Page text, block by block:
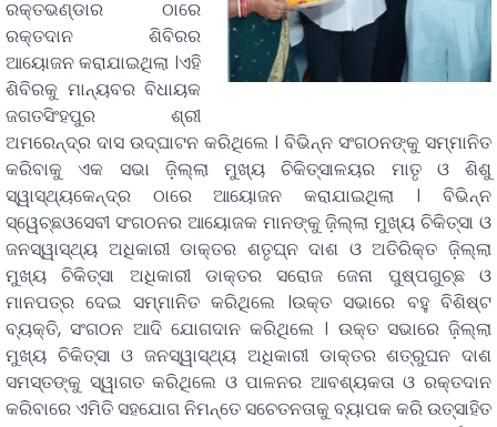
ରକ୍ତଭଣ୍ଡାର ଠାରେ
ରକ୍ତଦାନ ଶିବିରର
ଆୟୋଜନ କରାଯାଇଥିଲା ।ଏହି
ଶିବିରକୁ ମାନ୍ୟବର ବିଧାୟକ
ଜଗତସିଂହପୁର ଶ୍ରୀ
ଅମରେନ୍ଦ୍ର ଦାସ ଉଦ୍ଘାଟନ କରିଥିଲେ । ବିଭିନ୍ନ ସଂଗଠନଙ୍କୁ ସମ୍ମାନିତ
କରିବାକୁ ଏକ ସଭା ଜ଼ିଲ୍ଲା ମୁଖ୍ୟ ଚିକିତ୍ସାଳୟର ମାତୃ ଓ ଶିଶୁ
ସ୍ୱାସ୍ଥ୍ୟକେନ୍ଦ୍ର ଠାରେ ଆୟୋଜନ କରାଯାଇଥିଲା । ବିଭିନ୍ନ
ସ୍ୱେଚ୍ଛଓସେବୀ ସଂଗଠନର ଆୟୋଜକ ମାନଙ୍କୁ ଜ଼ିଲ୍ଲା ମୁଖ୍ୟ ଚିକିତ୍ସା ଓ
ଜନସ୍ୱାସ୍ଥ୍ୟ ଅଧିକାରୀ ଡାକ୍ତର ଶତୃଘ୍ନ ଦାଶ ଓ ଅତିରିକ୍ତ ଜ଼ିଲ୍ଲା
ମୁଖ୍ୟ ଚିକିତ୍ସା ଅଧିକାରୀ ଡାକ୍ତର ସରୋଜ ଜେନା ପୁଷ୍ପଗୁଚ୍ଛ ଓ
ମାନପତ୍ର ଦେଇ ସମ୍ମାନିତ କରିଥିଲେ ।ଉକ୍ତ ସଭାରେ ବହୁ ବିଶିଷ୍ଟ
ବ୍ୟକ୍ତି, ସଂଗଠନ ଆଦି ଯୋଗଦାନ କରିଥିଲେ । ଉକ୍ତ ସଭାରେ ଜ଼ିଲ୍ଲା
ମୁଖ୍ୟ ଚିକିତ୍ସା ଓ ଜନସ୍ୱାସ୍ଥ୍ୟ ଅଧିକାରୀ ଡାକ୍ତର ଶତ୍ରୁଘନ ଦାଶ
ସମସ୍ତଙ୍କୁ ସ୍ୱାଗତ କରିଥିଲେ ଓ ପାଳନର ଆବଶ୍ୟକତା ଓ ରକ୍ତଦାନ
କରିବାରେ ଏମିତି ସହଯୋଗ ନିମନ୍ତେ ସଚେତନତାକୁ ବ୍ୟାପକ କରି ଉତ୍ସାହିତ